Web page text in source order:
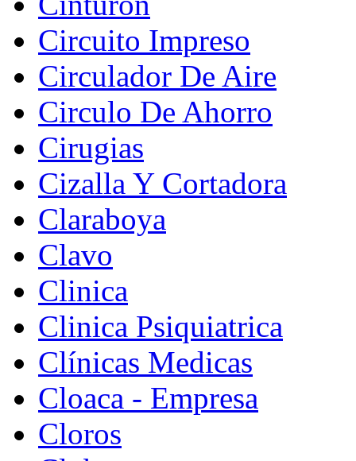
Circuito Impreso
Circulador De Aire
Circulo De Ahorro
Cirugias
Cizalla Y Cortadora
Claraboya
Clavo
Clinica
Clinica Psiquiatrica
Clínicas Medicas
Cloaca - Empresa
Cloros